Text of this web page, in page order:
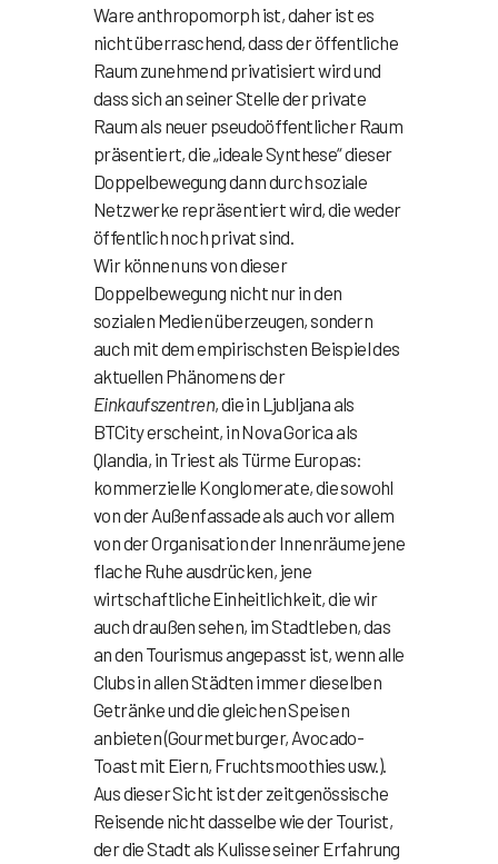
Ware anthropomorph ist, daher ist es
nicht überraschend, dass der öffentliche
Raum zunehmend privatisiert wird und
dass sich an seiner Stelle der private
Raum als neuer pseudoöffentlicher Raum
präsentiert, die „ideale Synthese“ dieser
Doppelbewegung dann durch soziale
Netzwerke repräsentiert wird, die weder
öffentlich noch privat sind.
Wir können uns von dieser
Doppelbewegung nicht nur in den
sozialen Medien überzeugen, sondern
auch mit dem empirischsten Beispiel des
aktuellen Phänomens der
Einkaufszentren, die in Ljubljana als
BTCity erscheint, in Nova Gorica als
Qlandia, in Triest als Türme Europas:
kommerzielle Konglomerate, die sowohl
von der Außenfassade als auch vor allem
von der Organisation der Innenräume jene
flache Ruhe ausdrücken, jene
wirtschaftliche Einheitlichkeit, die wir
auch draußen sehen, im Stadtleben, das
an den Tourismus angepasst ist, wenn alle
Clubs in allen Städten immer dieselben
Getränke und die gleichen Speisen
anbieten (Gourmetburger, Avocado-
Toast mit Eiern, Fruchtsmoothies usw.).
Aus dieser Sicht ist der zeitgenössische
Reisende nicht dasselbe wie der Tourist,
der die Stadt als Kulisse seiner Erfahrung